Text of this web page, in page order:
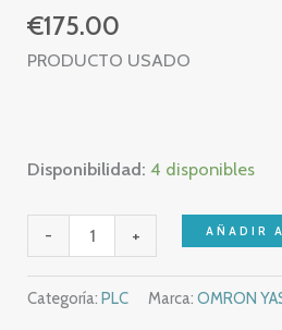
€175.00
PRODUCTO USADO
Disponibilidad: 4 disponibles
-
OMRON
C200HW-
BC101-
+ AÑADIR
Categoría:PLC Marca:OMRON